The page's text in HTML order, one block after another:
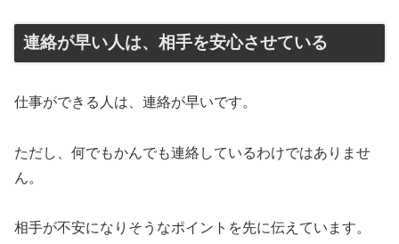
連絡が早い人は、相手を安心させている
仕事ができる人は、連絡が早いです。
ただし、何でもかんでも連絡しているわけではありませ
ん。
相手が不安になりそうなポイントを先に伝えています。